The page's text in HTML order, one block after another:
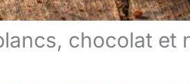
chocolat et